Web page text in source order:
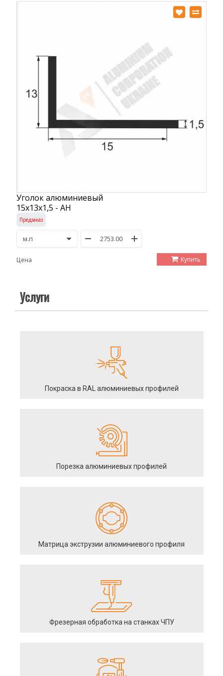
Уголок алюминиевый
15х13х1,5 - АН
Предзаказ
Цена Купить
Услуги
Покраска в RAL алюминиевых профилей
Порезка алюминиевых профилей
Матрица экструзии алюминиевого профиля
Фрезерная обработка на станках ЧПУ